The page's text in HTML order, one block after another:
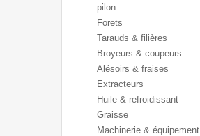
pilon
Forets
Tarauds & filières
Broyeurs & coupeurs
Alésoirs & fraises
Extracteurs
Huile & refroidissant
Graisse
Machinerie & équipement